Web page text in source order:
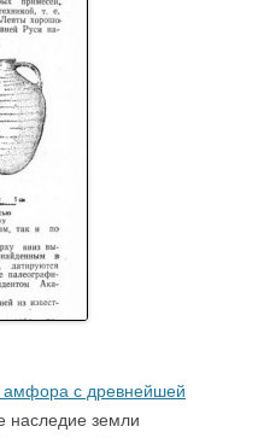
с древнейшей
наследие земли